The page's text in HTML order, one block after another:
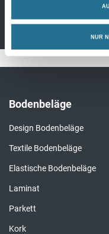
NUR
Bodenbeläge
Design Bodenbeläge
Textile Bodenbeläge
Elastische Bodenbeläge
Laminat
Parkett
Kork